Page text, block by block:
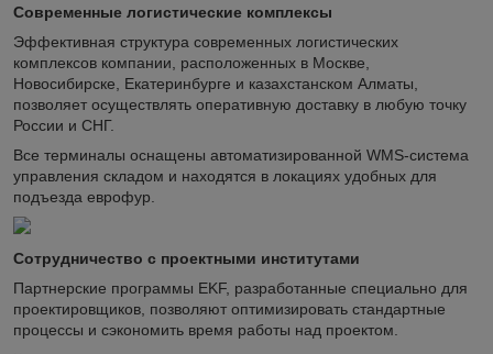
Современные логистические комплексы
Эффективная структура современных логистических
комплексов компании, расположенных в Москве,
Новосибирске, Екатеринбурге и казахстанском Алматы,
позволяет осуществлять оперативную доставку в любую точку
России и СНГ.
Все терминалы оснащены автоматизированной WMS-система
управления складом и находятся в локациях удобных для
подъезда еврофур.
Сотрудничество с проектными институтами
Партнерские программы EKF, разработанные специально для
проектировщиков, позволяют оптимизировать стандартные
процессы и сэкономить время работы над проектом.